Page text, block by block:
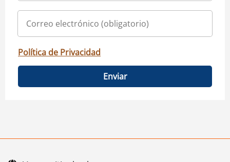
Política de Privacidad
Enviar